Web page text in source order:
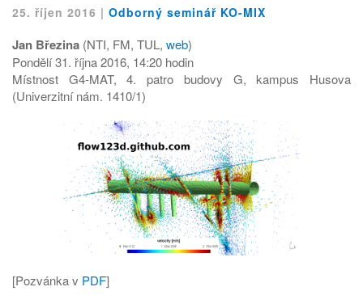
25. říjen 2016 | Odborný seminář KO-MIX
Jan Březina (NTI, FM, TUL, web)
Pondělí 31. října 2016, 14:20 hodin
Místnost G4-MAT, 4. patro budovy G, kampus Husova
(Univerzitní nám. 1410/1)
[Pozvánka v PDF]